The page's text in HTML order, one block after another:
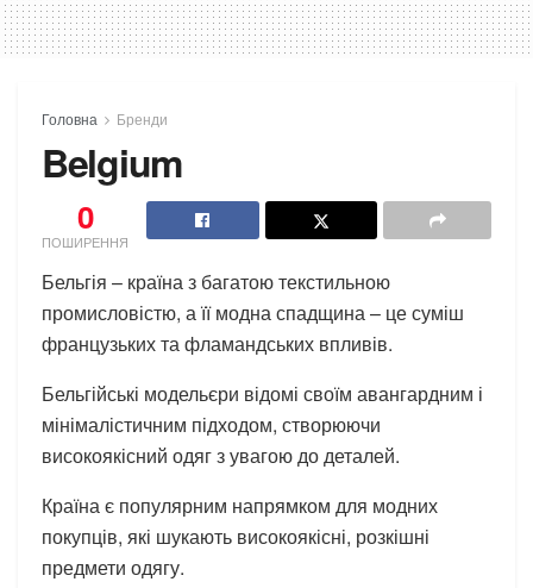
Головна Бренди
Belgium
0
ПОШИРЕННЯ
Бельгія – країна з багатою текстильною
промисловістю, а її модна спадщина – це суміш
французьких та фламандських впливів.
Бельгійські модельєри відомі своїм авангардним і
мінімалістичним підходом, створюючи
високоякісний одяг з увагою до деталей.
Країна є популярним напрямком для модних
покупців, які шукають високоякісні, розкішні
предмети одягу.